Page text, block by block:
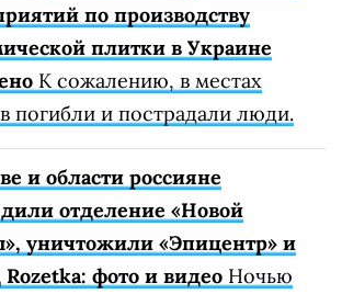
по производству
плитки в Украине
К сожалению, в местах
погибли и пострадали люди.
и области россияне
отделение «Новой
уничтожили «Эпицентр» и
Rozetka: фото и видео Ночью